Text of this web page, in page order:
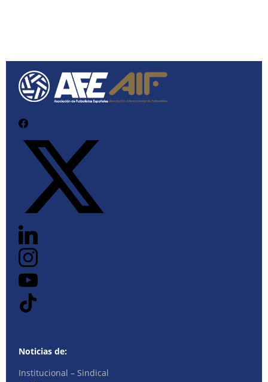
Noticias de:
Institucional – Sindical